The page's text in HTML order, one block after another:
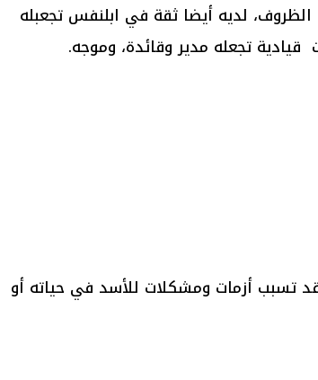
لديه أيضا ثقة في ابلنفس تجعبله
تجعله مدير وقائدة، وموجه.
تسبب أزمات ومشكلات للأسد في حياته أو